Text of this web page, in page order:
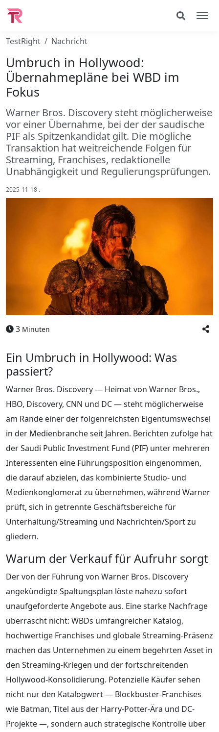
TestRight Nachricht
Umbruch in Hollywood:
Übernahmepläne bei WBD im
Fokus
Warner Bros. Discovery steht möglicherweise
vor einer Übernahme, bei der der saudische
PIF als Spitzenkandidat gilt. Die mögliche
Transaktion hat weitreichende Folgen für
Streaming, Franchises, redaktionelle
Unabhängigkeit und Regulierungsprüfungen.
2025-11-18 .
3 Minuten
Ein Umbruch in Hollywood: Was
passiert?
Warner Bros. Discovery — Heimat von Warner Bros.,
HBO, Discovery, CNN und DC — steht möglicherweise
am Rande einer der folgenreichsten Eigentumswechsel
in der Medienbranche seit Jahren. Berichten zufolge hat
der Saudi Public Investment Fund (PIF) unter mehreren
Interessenten eine Führungsposition eingenommen,
die darauf abzielen, das kombinierte Studio- und
Medienkonglomerat zu übernehmen, während Warner
prüft, sich in getrennte Geschäftsbereiche für
Unterhaltung/Streaming und Nachrichten/Sport zu
gliedern.
Warum der Verkauf für Aufruhr sorgt
Der von der Führung von Warner Bros. Discovery
angekündigte Spaltungsplan löste nahezu sofort
unaufgeforderte Angebote aus. Eine starke Nachfrage
überrascht nicht: WBDs umfangreicher Katalog,
hochwertige Franchises und globale Streaming-Präsenz
machen das Unternehmen zu einem begehrten Asset in
den Streaming-Kriegen und der fortschreitenden
Hollywood-Konsolidierung. Potenzielle Käufer sehen
nicht nur den Katalogwert — Blockbuster-Franchises
wie Batman, Titel aus der Harry-Potter-Ära und DC-
Projekte —, sondern auch strategische Kontrolle über